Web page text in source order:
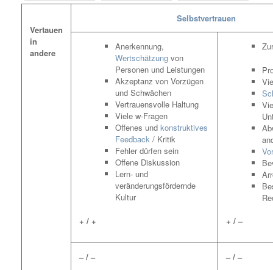
Vertauen
in
andere
Selbstvertrauen
Anerkennung,
Wertschätzungvon
Personen und Leistungen
Akzeptanz von Vorzügen
und Schwächen
Vertrauensvolle Haltung
Viele w-Fragen
Offenes und konstruktives
Feedback/ Kritik
Fehler dürfen sein
Offene Diskussion
Lern- und
veränderungsfördernde
Kultur
+ / + + / –
– / –
– / –